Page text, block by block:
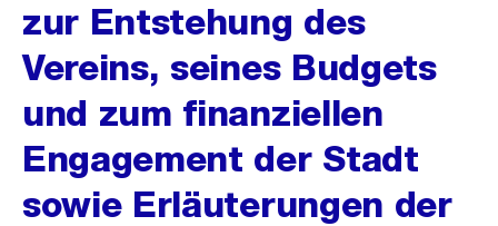
zur Entstehung des
Vereins, seines Budgets
und zum finanziellen
Engagement der Stadt
sowie Erläuterungen der